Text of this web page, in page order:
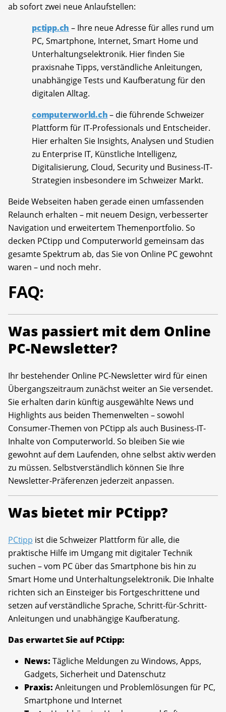
ab sofort zwei neue Anlaufstellen:
pctipp.ch – Ihre neue Adresse für alles rund um
PC, Smartphone, Internet, Smart Home und
Unterhaltungselektronik. Hier finden Sie
praxisnahe Tipps, verständliche Anleitungen,
unabhängige Tests und Kaufberatung für den
digitalen Alltag.
computerworld.ch– die führende Schweizer
Plattform für IT-Professionals und Entscheider.
Hier erhalten Sie Insights, Analysen und Studien
zu Enterprise IT, Künstliche Intelligenz,
Digitalisierung, Cloud, Security und Business-IT-
Strategien insbesondere im Schweizer Markt.
Beide Webseiten haben gerade einen umfassenden
Relaunch erhalten – mit neuem Design, verbesserter
Navigation und erweitertem Themenportfolio. So
decken PCtipp und Computerworld gemeinsam das
gesamte Spektrum ab, das Sie von Online PC gewohnt
waren – und noch mehr.
FAQ:
Was passiert mit dem Online
PC-Newsletter?
Ihr bestehender Online PC-Newsletter wird für einen
Übergangszeitraum zunächst weiter an Sie versendet.
Sie erhalten darin künftig ausgewählte News und
Highlights aus beiden Themenwelten – sowohl
Consumer-Themen von PCtipp als auch Business-IT-
Inhalte von Computerworld. So bleiben Sie wie
gewohnt auf dem Laufenden, ohne selbst aktiv werden
zu müssen. Selbstverständlich können Sie Ihre
Newsletter-Präferenzen jederzeit anpassen.
Was bietet mir PCtipp?
PCtipp ist die Schweizer Plattform für alle, die
praktische Hilfe im Umgang mit digitaler Technik
suchen – vom PC über das Smartphone bis hin zu
Smart Home und Unterhaltungselektronik. Die Inhalte
richten sich an Einsteiger bis Fortgeschrittene und
setzen auf verständliche Sprache, Schritt-für-Schritt-
Anleitungen und unabhängige Kaufberatung.
Das erwartet Sie auf PCtipp:
News: Tägliche Meldungen zu Windows, Apps,
Gadgets, Sicherheit und Datenschutz
Praxis: Anleitungen und Problemlösungen für PC,
Smartphone und Internet